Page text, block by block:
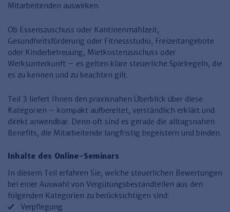
Führung
Personalmanagement und
Organisation
Personalentwicklung und
Talentmanagement
Rechnungswesen
Entgeltabrechnung
Steuerkanzlei und Gebühren
Software und Tools
Finden Sie Ihr Thema
Familien- und Erbrecht
Miet- und WE-Recht
Rechtsanwaltskanzlei und Gebühren
Wirtschaftsrecht
Sozialrecht
Medizinrecht
Finden Sie Ihr Thema
Miet- und Bestandsverwaltung
WEG-Verwaltung
Immobilienverwaltung
Öffentlicher Dienst
Finden Sie Ihr Thema
TV-L
Kommunale Finanzen
SGB & Sozialwesen
Arbeitsschutz & BGM
Arbeitsschutz
Betriebliches
Gesundheitsmanagement
Zurück
Produktpräsentationen
Haufe Finance Office
Haufe Zeugnis Manager
Mitarbeitenden auswirken.
Ob Essenszuschuss oder Kantinenmahlzeit,
Gesundheitsförderung oder Fitnessstudio, Freizeitangebote
oder Kinderbetreuung, Mietkostenzuschuss oder
Werksunterkunft – es gelten klare steuerliche Spielregeln, die
es zu kennen und zu beachten gilt.
Teil 3 liefert Ihnen den praxisnahen Überblick über diese
Kategorien – kompakt aufbereitet, verständlich erklärt und
direkt anwendbar. Denn oft sind es gerade die alltagsnahen
Benefits, die Mitarbeitende langfristig begeistern und binden.
Inhalte des Online-Seminars
In diesem Teil erfahren Sie, welche steuerlichen Bewertungen
bei einer Auswahl von Vergütungsbestandteilen aus den
folgenden Kategorien zu berücksichtigen sind:
Verpflegung